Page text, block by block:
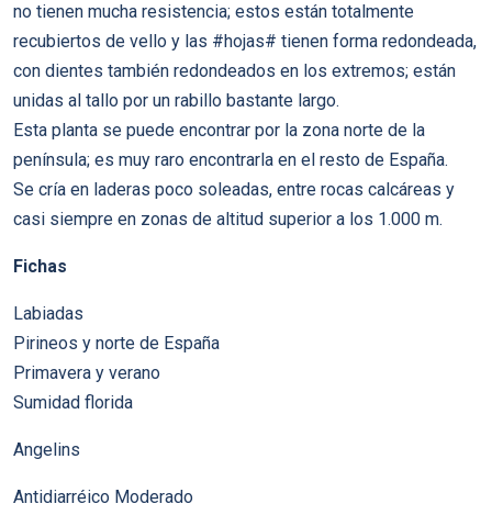
no tienen mucha resistencia; estos están totalmente
recubiertos de vello y las #hojas# tienen forma redondeada,
con dientes también redondeados en los extremos; están
unidas al tallo por un rabillo bastante largo.
Esta planta se puede encontrar por la zona norte de la
península; es muy raro encontrarla en el resto de España.
Se cría en laderas poco soleadas, entre rocas calcáreas y
casi siempre en zonas de altitud superior a los 1.000 m.
Fichas
Labiadas
Pirineos y norte de España
Primavera y verano
Sumidad florida
Angelins
Antidiarréico Moderado